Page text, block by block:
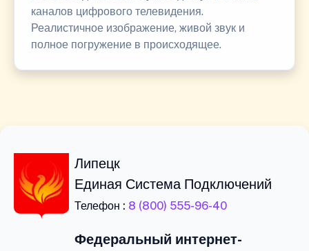
каналов цифрового телевидения.
Реалистичное изображение, живой звук и
полное погружение в происходящее.
Липецк
Единая Система Подключений
Телефон : 8 (800) 555-96-40
Федеральный интернет-